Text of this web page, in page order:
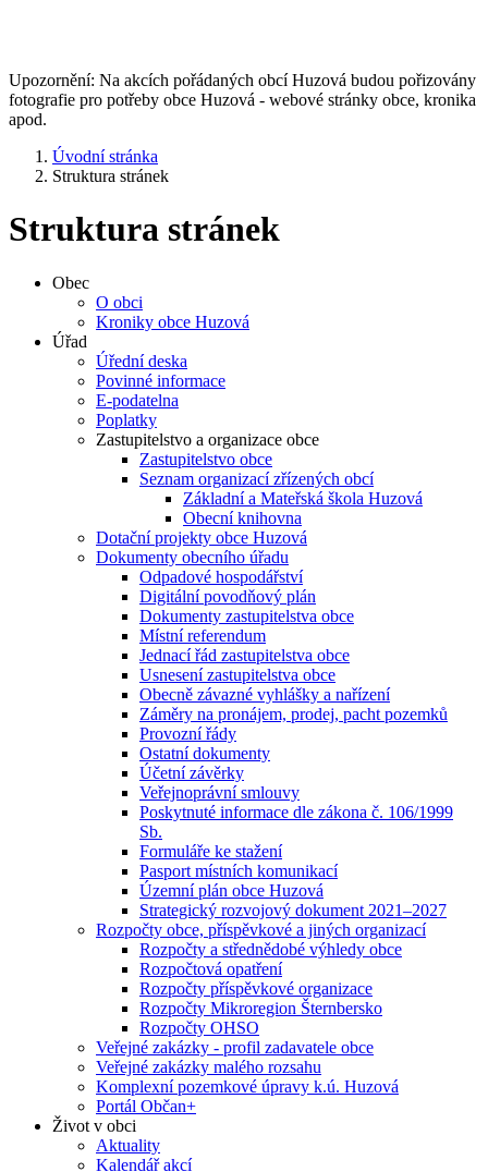
Upozornění: Na akcích pořádaných obcí Huzová budou pořizovány
fotografie pro potřeby obce Huzová - webové stránky obce, kronika
apod.
Úvodní stránka
Struktura stránek
Struktura stránek
Obec
O obci
Kroniky obce Huzová
Úřad
Úřední deska
Povinné informace
E-podatelna
Poplatky
Zastupitelstvo a organizace obce
Zastupitelstvo obce
Seznam organizací zřízených obcí
Základní a Mateřská škola Huzová
Obecní knihovna
Dotační projekty obce Huzová
Dokumenty obecního úřadu
Odpadové hospodářství
Digitální povodňový plán
Dokumenty zastupitelstva obce
Místní referendum
Jednací řád zastupitelstva obce
Usnesení zastupitelstva obce
Obecně závazné vyhlášky a nařízení
Záměry na pronájem, prodej, pacht pozemků
Provozní řády
Ostatní dokumenty
Účetní závěrky
Veřejnoprávní smlouvy
Poskytnuté informace dle zákona č. 106/1999
Sb.
Formuláře ke stažení
Pasport místních komunikací
Územní plán obce Huzová
Strategický rozvojový dokument 2021–2027
Rozpočty obce, příspěvkové a jiných organizací
Rozpočty a střednědobé výhledy obce
Rozpočtová opatření
Rozpočty příspěvkové organizace
Rozpočty Mikroregion Šternbersko
Rozpočty OHSO
Veřejné zakázky - profil zadavatele obce
Veřejné zakázky malého rozsahu
Komplexní pozemkové úpravy k.ú. Huzová
Portál Občan+
Život v obci
Aktuality
Kalendář akcí